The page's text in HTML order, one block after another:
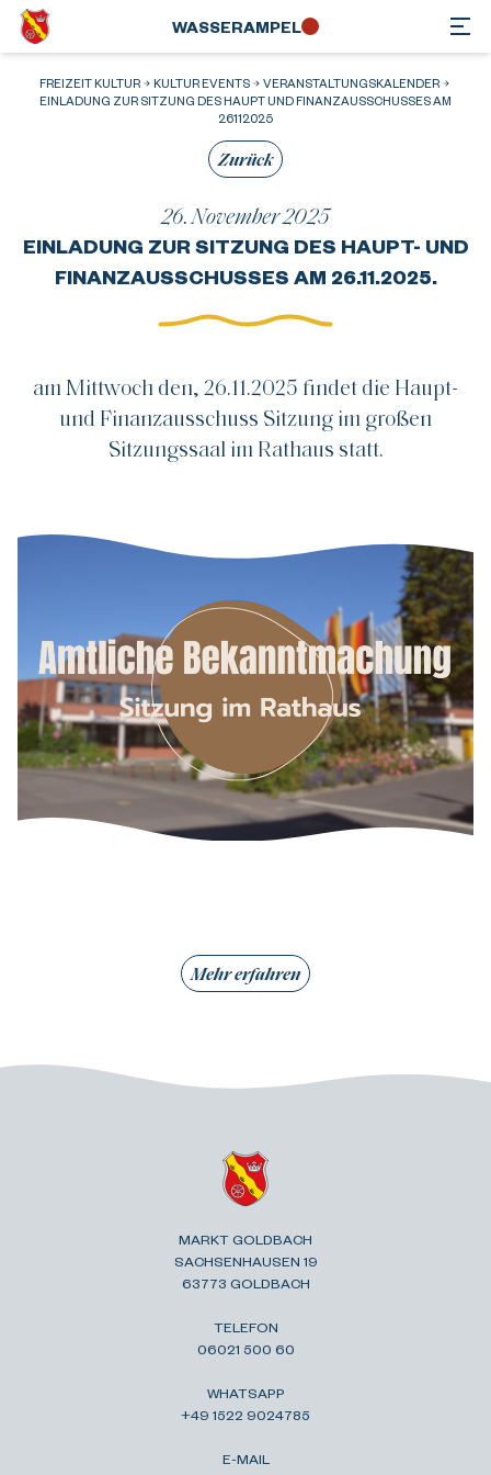
WASSER­AMPEL
Zurück
FREIZEIT KULTUR KULTUR EVENTS
VERANSTALTUNGSKALENDER
EINLADUNG ZUR SITZUNG DES HAUPT UND FINANZAUSSCHUSSES AM
26112025
26. November 2025
EINLADUNG ZUR SITZUNG DES HAUPT- UND
FINANZAUSSCHUSSES AM 26.11.2025.
am Mittwoch den, 26.11.2025 findet die Haupt-
und Finanzausschuss Sitzung im großen
Sitzungssaal im Rathaus statt.
Mehr erfahren
MARKT GOLDBACH
SACHSENHAUSEN 19
63773 GOLDBACH
TELEFON
06021 500 60
WHATSAPP
+49 1522 9024785
E-MAIL